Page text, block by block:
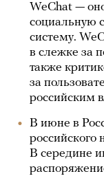
WeChat —
социальную
систему.
в слежке за
также
за
российским
В июне в
российского
В середине